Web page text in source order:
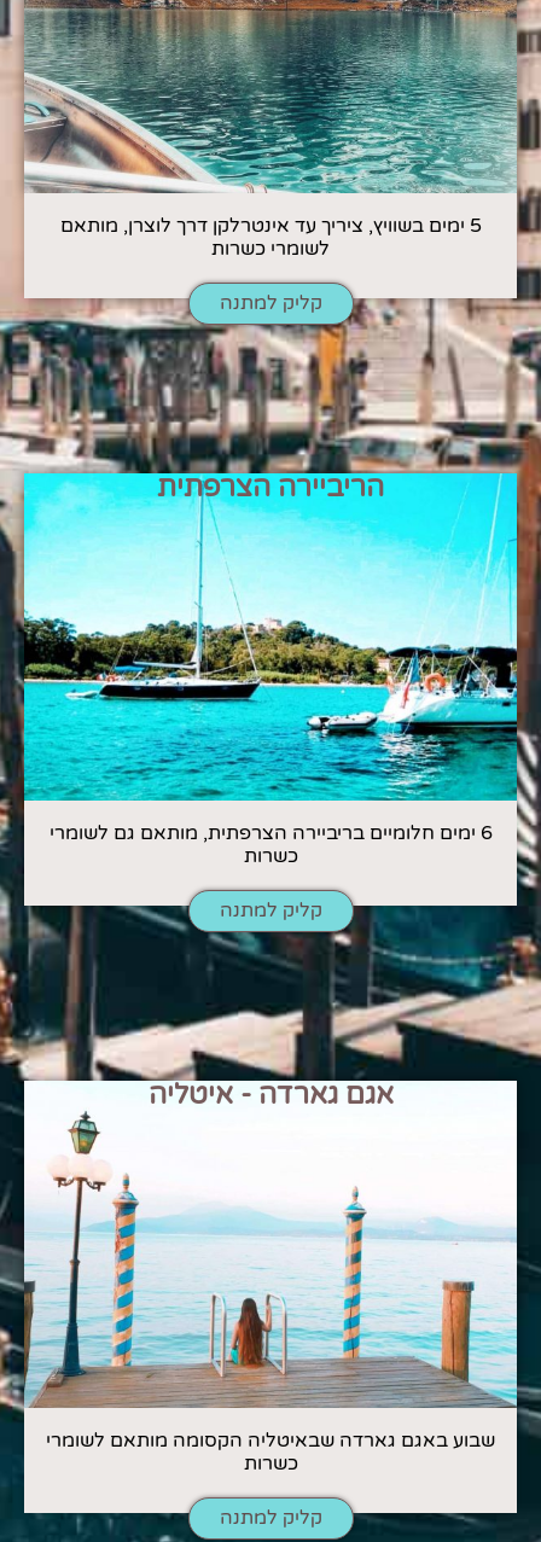
5 ימים בשוויץ, ציריך עד אינטרלקן דרך לוצרן, מותאם
לשומרי כשרות
קליק למתנה
הריביירה הצרפתית
6 ימים חלומיים בריביירה הצרפתית, מותאם גם לשומרי
כשרות
קליק למתנה
אגם גארדה - איטליה
שבוע באגם גארדה שבאיטליה הקסומה מותאם לשומרי
כשרות
קליק למתנה